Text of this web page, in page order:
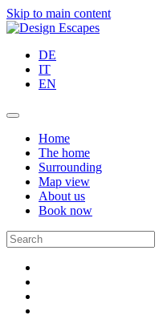
Skip to main content
DE
IT
EN
Home
The home
Surrounding
Map view
About us
Book now